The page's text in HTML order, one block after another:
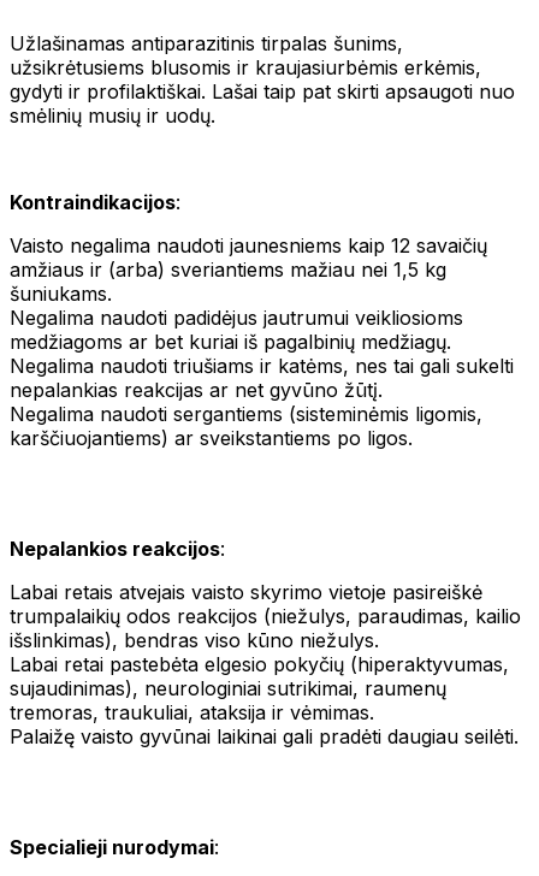
Užlašinamas antiparazitinis tirpalas šunims,
užsikrėtusiems blusomis ir kraujasiurbėmis erkėmis,
gydyti ir profilaktiškai. Lašai taip pat skirti apsaugoti nuo
smėlinių musių ir uodų.
Kontraindikacijos:
Vaisto negalima naudoti jaunesniems kaip 12 savaičių
amžiaus ir (arba) sveriantiems mažiau nei 1,5 kg
šuniukams.
Negalima naudoti padidėjus jautrumui veikliosioms
medžiagoms ar bet kuriai iš pagalbinių medžiagų.
Negalima naudoti triušiams ir katėms, nes tai gali sukelti
nepalankias reakcijas ar net gyvūno žūtį.
Negalima naudoti sergantiems (sisteminėmis ligomis,
karščiuojantiems) ar sveikstantiems po ligos.
Nepalankios reakcijos:
Labai retais atvejais vaisto skyrimo vietoje pasireiškė
trumpalaikių odos reakcijos (niežulys, paraudimas, kailio
išslinkimas), bendras viso kūno niežulys.
Labai retai pastebėta elgesio pokyčių (hiperaktyvumas,
sujaudinimas), neurologiniai sutrikimai, raumenų
tremoras, traukuliai, ataksija ir vėmimas.
Palaižę vaisto gyvūnai laikinai gali pradėti daugiau seilėti.
Specialieji nurodymai: